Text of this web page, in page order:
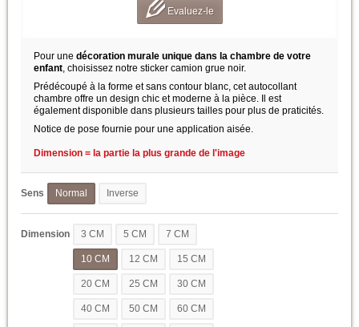
Evaluez-le
Pour une décoration murale unique dans la chambre de votre
enfant, choisissez notre sticker camion grue noir.
Prédécoupé à la forme et sans contour blanc, cet autocollant
chambre offre un design chic et moderne à la pièce. Il est
également disponible dans plusieurs tailles pour plus de praticités.
Notice de pose fournie pour une application aisée.
Dimension = la partie la plus grande de l'image
Sens Normal Inverse
Dimension 3 CM 5 CM 7 CM
10 CM 12 CM 15 CM
20 CM 25 CM 30 CM
40 CM 50 CM 60 CM